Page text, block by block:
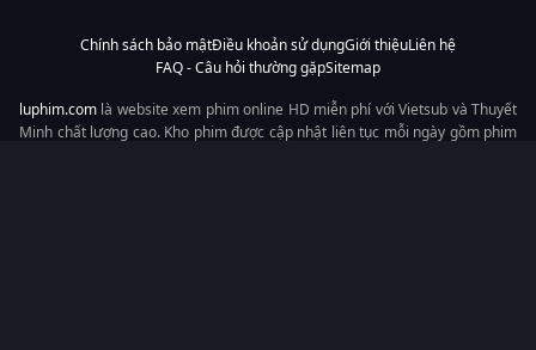
Chính sách bảo mậtĐiều khoản sử dụngGiới thiệuLiên hệ
FAQ - Câu hỏi thường gặpSitemap
luphim.com là website xem phim online HD miễn phí với Vietsub và Thuyết
Minh chất lượng cao. Kho phim được cập nhật liên tục mỗi ngày gồm phim